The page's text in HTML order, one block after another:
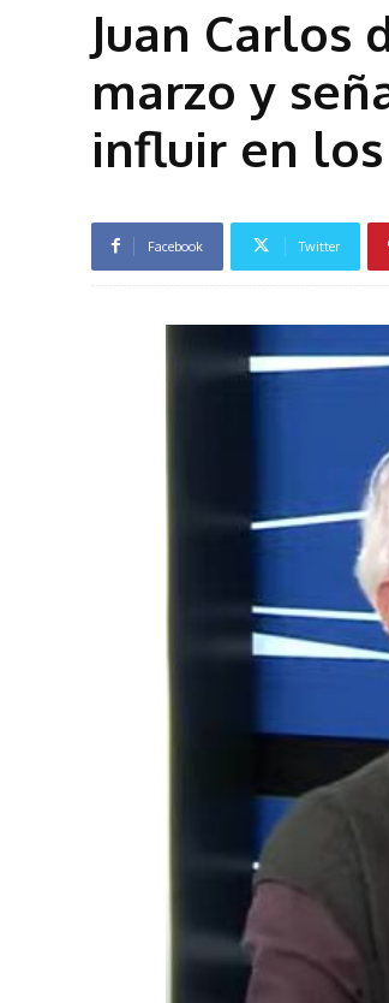
Juan Carlos
marzo y
influir en
Facebook Twitter